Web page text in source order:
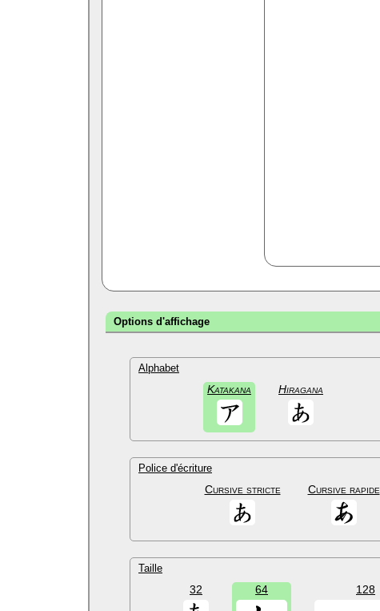
Options d'affichage
Alphabet
Katakana Hiragana
Police d'écriture
Cursive stricte Cursive rapide
Taille
32 64 128